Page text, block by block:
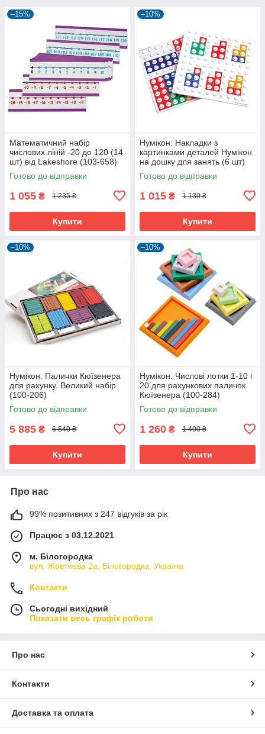
–15%
Математичний набір
числових ліній -20 до 120 (14
шт) від Lakeshore (103-658)
Готово до відправки
1 055 ₴ 1 235 ₴
Купити
–10%
Нумікон: Накладки з
картинками деталей Нумікон
на дошку для занять (6 шт)
(102-244)
Готово до відправки
1 015 ₴ 1 130 ₴
Купити
–10%
Нумікон. Палички Кюїзенера
для рахунку. Великий набір
(100-206)
Готово до відправки
5 885 ₴ 6 540 ₴
Купити
–10%
Нумікон. Числові лотки 1-10 і
20 для рахункових паличок
Кюїзенера (100-284)
Готово до відправки
1 260 ₴ 1 400 ₴
Купити
Про нас
99% позитивних з 247 відгуків за рік
Працює з 03.12.2021
м. Білогородка
вул. Жовтнева 2а, Білогородка, Україна
Контакти
Сьогодні вихідний
Показати весь графік роботи
Про нас
Контакти
Доставка та оплата